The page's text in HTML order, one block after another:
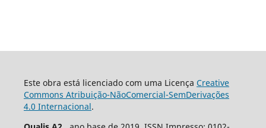
Este obra está licenciado com uma Licença Creative
Commons Atribuição-NãoComercial-SemDerivações
4.0 Internacional.